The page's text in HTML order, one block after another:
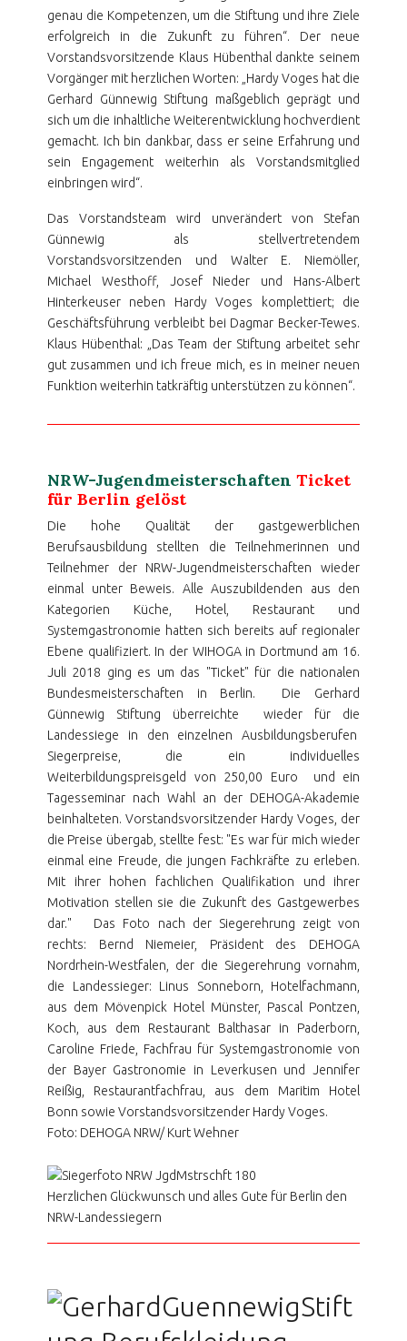
genau die Kompetenzen, um die Stiftung und ihre Ziele
erfolgreich in die Zukunft zu führen“. Der neue
Vorstandsvorsitzende Klaus Hübenthal dankte seinem
Vorgänger mit herzlichen Worten: „Hardy Voges hat die
Gerhard Günnewig Stiftung maßgeblich geprägt und
sich um die inhaltliche Weiterentwicklung hochverdient
gemacht. Ich bin dankbar, dass er seine Erfahrung und
sein Engagement weiterhin als Vorstandsmitglied
einbringen wird“.
Das Vorstandsteam wird unverändert von Stefan
Günnewig als stellvertretendem
Vorstandsvorsitzenden und Walter E. Niemöller,
Michael Westhoff, Josef Nieder und Hans-Albert
Hinterkeuser neben Hardy Voges komplettiert; die
Geschäftsführung verbleibt bei Dagmar Becker-Tewes.
Klaus Hübenthal: „Das Team der Stiftung arbeitet sehr
gut zusammen und ich freue mich, es in meiner neuen
Funktion weiterhin tatkräftig unterstützen zu können“.
NRW-Jugendmeisterschaften Ticket
für Berlin gelöst
Die hohe Qualität der gastgewerblichen
Berufsausbildung stellten die Teilnehmerinnen und
Teilnehmer der NRW-Jugendmeisterschaften wieder
einmal unter Beweis. Alle Auszubildenden aus den
Kategorien Küche, Hotel, Restaurant und
Systemgastronomie hatten sich bereits auf regionaler
Ebene qualifiziert. In der WIHOGA in Dortmund am 16.
Juli 2018 ging es um das "Ticket" für die nationalen
Bundesmeisterschaften in Berlin. Die Gerhard
Günnewig Stiftung überreichte wieder für die
Landessiege in den einzelnen Ausbildungsberufen
Siegerpreise, die ein individuelles
Weiterbildungspreisgeld von 250,00 Euro und ein
Tagesseminar nach Wahl an der DEHOGA-Akademie
beinhalteten. Vorstandsvorsitzender Hardy Voges, der
die Preise übergab, stellte fest: "Es war für mich wieder
einmal eine Freude, die jungen Fachkräfte zu erleben.
Mit ihrer hohen fachlichen Qualifikation und ihrer
Motivation stellen sie die Zukunft des Gastgewerbes
dar." Das Foto nach der Siegerehrung zeigt von
rechts: Bernd Niemeier, Präsident des DEHOGA
Nordrhein-Westfalen, der die Siegerehrung vornahm,
die Landessieger: Linus Sonneborn, Hotelfachmann,
aus dem Mövenpick Hotel Münster, Pascal Pontzen,
Koch, aus dem Restaurant Balthasar in Paderborn,
Caroline Friede, Fachfrau für Systemgastronomie von
der Bayer Gastronomie in Leverkusen und Jennifer
Reißig, Restaurantfachfrau, aus dem Maritim Hotel
Bonn sowie Vorstandsvorsitzender Hardy Voges.
Foto: DEHOGA NRW/ Kurt Wehner
Herzlichen Glückwunsch und alles Gute für Berlin den
NRW-Landessiegern